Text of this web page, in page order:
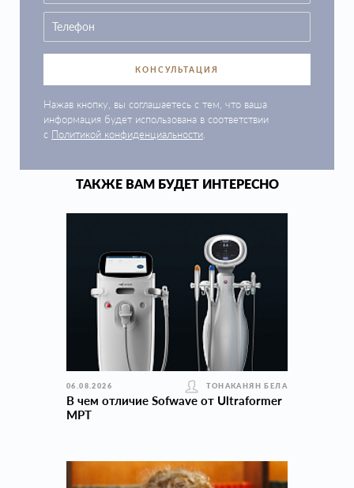
КОНСУЛЬТАЦИЯ
Нажав кнопку, вы соглашаетесь с тем, что ваша
информация будет использована в соответствии
с Политикой конфиденциальности
ТАКЖЕ ВАМ БУДЕТ ИНТЕРЕСНО
06.08.2026 ТОНАКАНЯН БЕЛА
В чем отличие Sofwave от Ultraformer
MPT